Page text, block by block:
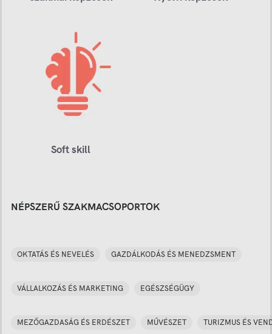
Soft skill
NÉPSZERŰ SZAKMACSOPORTOK
OKTATÁS ÉS NEVELÉS GAZDÁLKODÁS ÉS MENEDZSMENT
VÁLLALKOZÁS ÉS MARKETING EGÉSZSÉGÜGY
MEZŐGAZDASÁG ÉS ERDÉSZET MŰVÉSZET TURIZMUS ÉS